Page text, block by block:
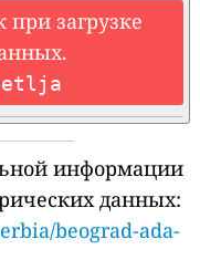
при загрузке
информации
данных:
beograd-ada-